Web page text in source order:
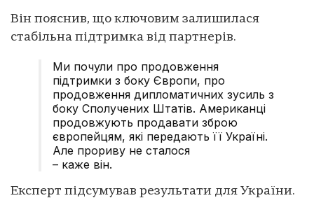
Він пояснив, що ключовим залишилася
стабільна підтримка від партнерів.
Ми почули про продовження
підтримки з боку Європи, про
продовження дипломатичних зусиль з
боку Сполучених Штатів. Американці
продовжують продавати зброю
європейцям, які передають її Україні.
Але прориву не сталося
– каже він.
Експерт підсумував результати для України.